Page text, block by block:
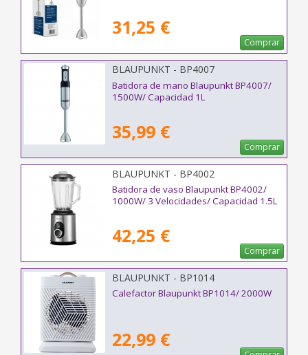
31,25 €
Comprar
BLAUPUNKT - BP4007
Batidora de mano Blaupunkt BP4007/
1500W/ Capacidad 1L
35,99 €
Comprar
BLAUPUNKT - BP4002
Batidora de vaso Blaupunkt BP4002/
1000W/ 3 Velocidades/ Capacidad 1.5L
42,25 €
Comprar
BLAUPUNKT - BP1014
Calefactor Blaupunkt BP1014/ 2000W
22,99 €